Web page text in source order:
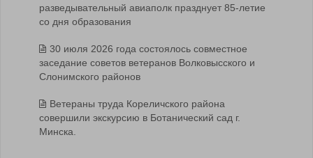
разведывательный авиаполк празднует 85-летие
со дня образования
30 июля 2026 года состоялось совместное
заседание советов ветеранов Волковысского и
Слонимского районов
Ветераны труда Кореличского района
совершили экскурсию в Ботанический сад г.
Минска.